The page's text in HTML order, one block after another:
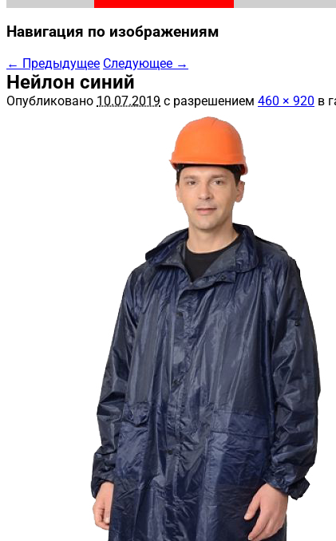
Навигация по изображениям
← Предыдущее Следующее →
Нейлон синий
Опубликовано 10.07.2019 с разрешением 460 × 920 в